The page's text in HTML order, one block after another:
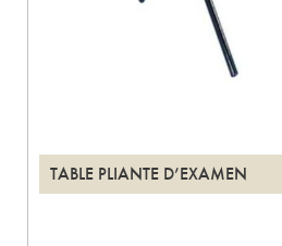
TABLE PLIANTE D’EXAMEN